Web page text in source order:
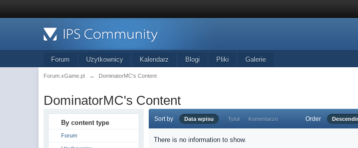
Forum Użytkownicy Kalendarz Blogi Pliki Galerie
Forum.xGame.pl → DominatorMC's Content
DominatorMC's Content
By content type
Forum
Sort by Data wpisu Tytuł Komentarze Order
There is no information to show.